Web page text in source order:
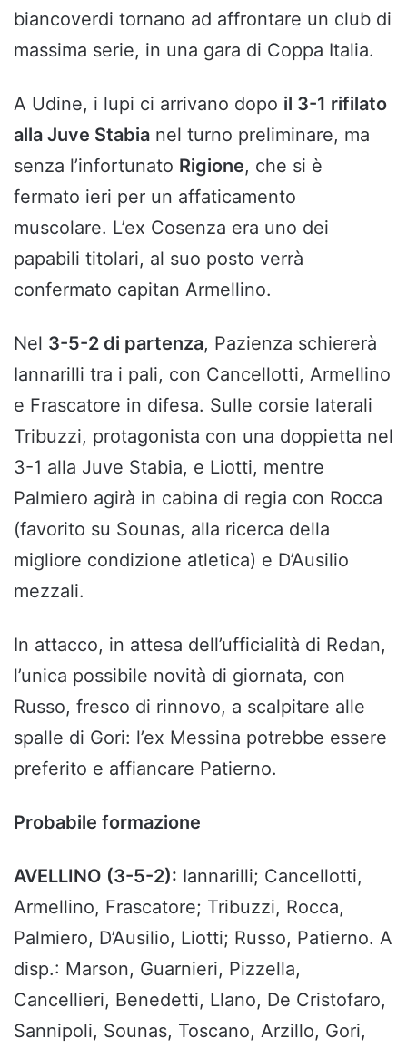
biancoverdi tornano ad affrontare un club di
massima serie, in una gara di Coppa Italia.
A Udine, i lupi ci arrivano dopo il 3-1 rifilato
alla Juve Stabia nel turno preliminare, ma
senza l’infortunato Rigione, che si è
fermato ieri per un affaticamento
muscolare. L’ex Cosenza era uno dei
papabili titolari, al suo posto verrà
confermato capitan Armellino.
Nel 3-5-2 di partenza, Pazienza schiererà
Iannarilli tra i pali, con Cancellotti, Armellino
e Frascatore in difesa. Sulle corsie laterali
Tribuzzi, protagonista con una doppietta nel
3-1 alla Juve Stabia, e Liotti, mentre
Palmiero agirà in cabina di regia con Rocca
(favorito su Sounas, alla ricerca della
migliore condizione atletica) e D’Ausilio
mezzali.
In attacco, in attesa dell’ufficialità di Redan,
l’unica possibile novità di giornata, con
Russo, fresco di rinnovo, a scalpitare alle
spalle di Gori: l’ex Messina potrebbe essere
preferito e affiancare Patierno.
Probabile formazione
AVELLINO (3-5-2): Iannarilli; Cancellotti,
Armellino, Frascatore; Tribuzzi, Rocca,
Palmiero, D’Ausilio, Liotti; Russo, Patierno. A
disp.: Marson, Guarnieri, Pizzella,
Cancellieri, Benedetti, Llano, De Cristofaro,
Sannipoli, Sounas, Toscano, Arzillo, Gori,